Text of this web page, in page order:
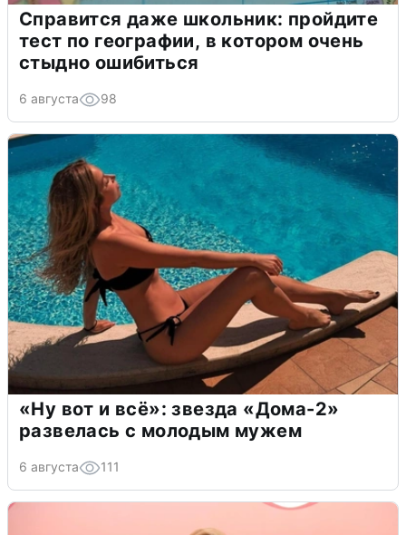
Справится даже школьник: пройдите
тест по географии, в котором очень
стыдно ошибиться
6 августа 98
«Ну вот и всё»: звезда «Дома-2»
развелась с молодым мужем
6 августа 111